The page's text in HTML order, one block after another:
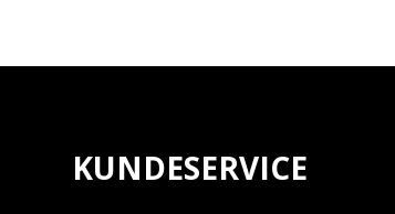
KUNDESERVICE